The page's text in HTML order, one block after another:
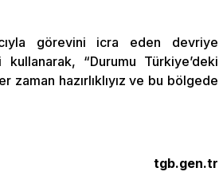
görevini icra eden devriye
“Durumu Türkiye’deki
hazırlıklıyız ve bu bölgede
tgb.gen.tr